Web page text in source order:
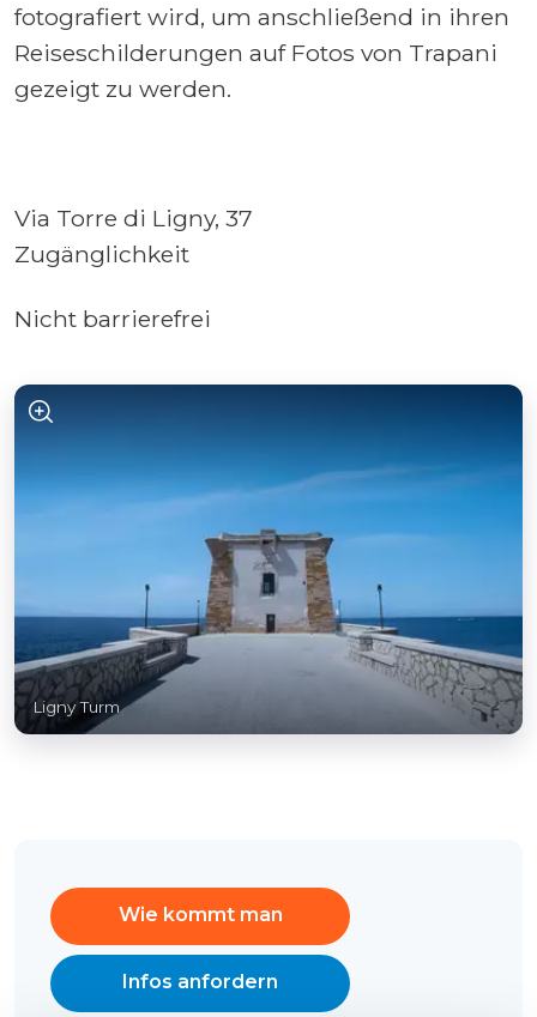
Wie kommt man
Infos anfordern
fotografiert wird, um anschließend in ihren
Reiseschilderungen auf Fotos von Trapani
gezeigt zu werden.
Via Torre di Ligny, 37
Zugänglichkeit
Nicht barrierefrei
Ligny Turm